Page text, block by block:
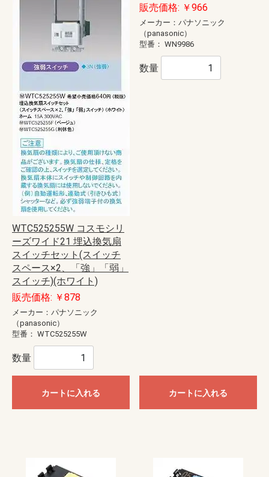
WTC525255W コスモシリ
ーズワイド21 埋込換気扇
スイッチセット(スイッチ
スペース×2、「強」「弱」
スイッチ)(ホワイト)
販売価格: ￥878
メーカー：パナソニック
（panasonic）
型番： WTC525255W
数量
カートに入れる
販売価格: ￥966
メーカー：パナソニック
（panasonic）
型番： WN9986
数量
カートに入れる